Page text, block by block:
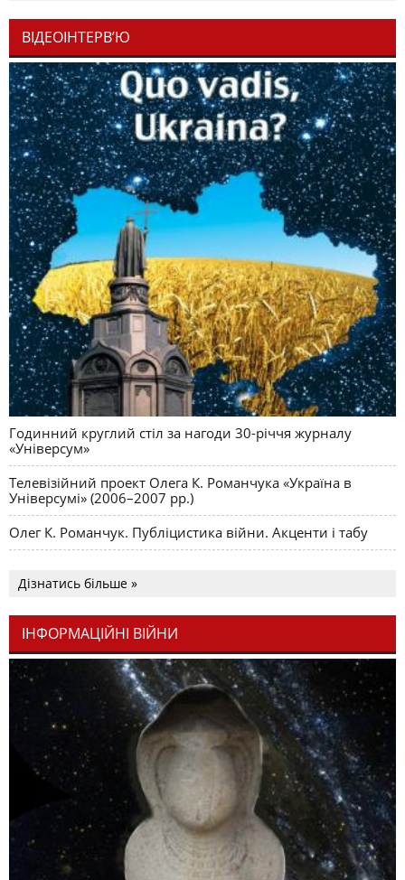
ВІДЕОІНТЕРВ’Ю
Годинний круглий стіл за нагоди 30-річчя журналу
«Універсум»
Телевізійний проект Олега К. Романчука «Україна в
Універсумі» (2006–2007 рр.)
Олег К. Романчук. Публіцистика війни. Акценти і табу
Дізнатись більше »
ІНФОРМАЦІЙНІ ВІЙНИ